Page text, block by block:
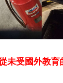
未受國外教育